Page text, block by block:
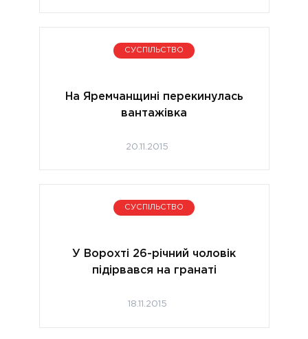
СУСПІЛЬСТВО
На Яремчанщині перекинулась
вантажівка
20.11.2015
СУСПІЛЬСТВО
У Ворохті 26-річний чоловік
підірвався на гранаті
18.11.2015